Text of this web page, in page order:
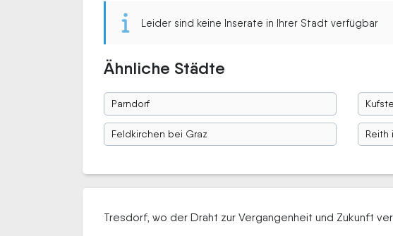
Leider sind keine Inserate in Ihrer Stadt verfügbar
Ähnliche Städte
Parndorf
Feldkirchen bei Graz Reith
Tresdorf, wo der Draht zur Vergangenheit und Zukunft